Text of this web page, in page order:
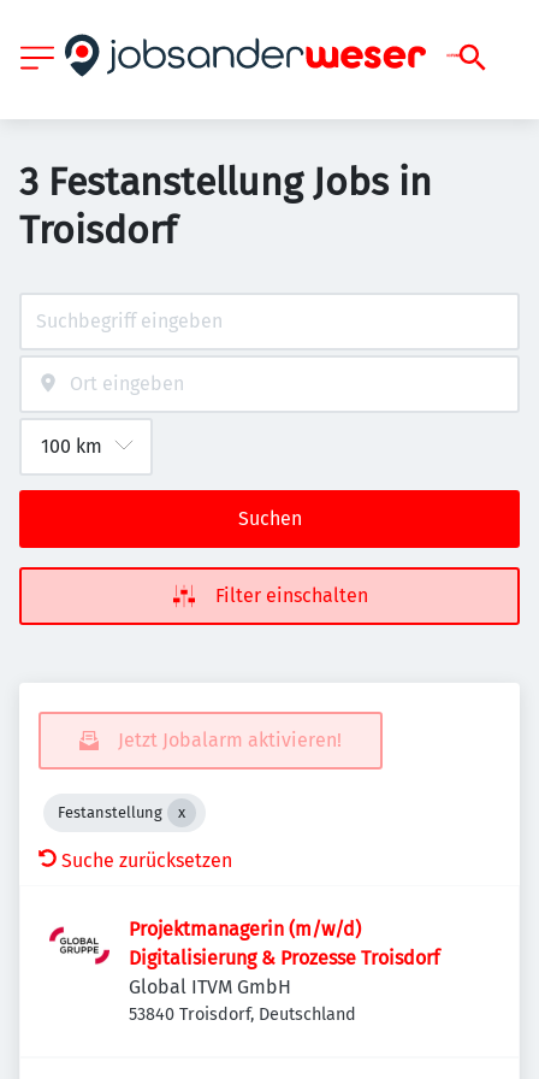
3 Festanstellung Jobs in
Troisdorf
Suchen
Filter einschalten
Jetzt Jobalarm aktivieren!
Festanstellung
Suche zurücksetzen
Projektmanagerin (m/w/d)
Digitalisierung & Prozesse Troisdorf
Global ITVM GmbH
53840 Troisdorf, Deutschland